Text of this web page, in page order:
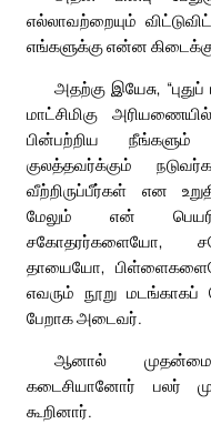
எல்லாவற்றையும்
எங்களுக்கு என்ன
அதற்கு இயேசு,
மாட்சிமிகு
பின்பற்றிய
குலத்தவர்க்கும்
வீற்றிருப்பீர்கள் என
மேலும் என்
சகோதரர்களையோ,
தாயையோ,
எவரும் நூறு மடங்காகப்
பேறாக அடைவர்.
ஆனால்
கடைசியானோர் பலர்
கூறினார்.